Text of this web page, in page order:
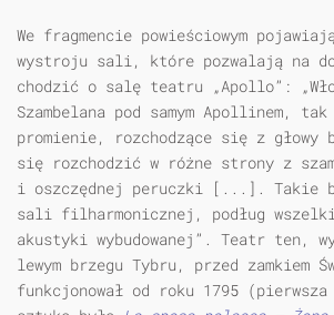
We fragmencie powieściowym
wystroju sali, które pozwalają na
chodzić o salę teatru „Apollo”:
Szambelana pod samym Apollinem,
promienie, rozchodzące się z głowy
się rozchodzić w różne strony z
i oszczędnej peruczki [...]. Takie
sali filharmonicznej, podług
akustyki wybudowanej”. Teatr ten,
lewym brzegu Tybru, przed zamkiem
funkcjonował od roku 1795 (pierwsza